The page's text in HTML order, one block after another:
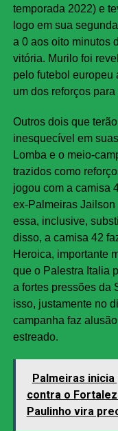
temporada 2022) e
logo em sua
a 0 aos oito minutos
vitória. Murilo foi
pelo futebol europeu
um dos reforços
Outros dois que
inesquecível em
Lomba e o meio-
trazidos como
jogou com a camisa
ex-Palmeiras Jailson
essa, inclusive,
disso, a camisa 42
Heroica, importante
que o Palestra Italia
a fortes pressões da
isso, justamente no
campanha faz
estreado.
Palmeiras
contra o
Paulinho vira